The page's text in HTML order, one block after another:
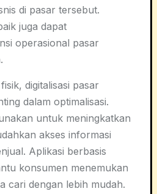
di pasar tersebut.
juga dapat
operasional pasar
digitalisasi pasar
dalam optimalisasi.
untuk meningkatkan
akses informasi
Aplikasi berbasis
konsumen menemukan
cari dengan lebih mudah.